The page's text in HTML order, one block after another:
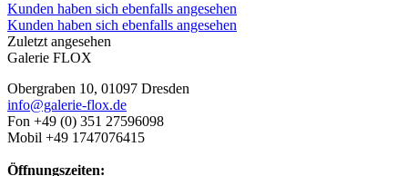
Kunden haben sich ebenfalls angesehen
Kunden haben sich ebenfalls angesehen
Zuletzt angesehen
Galerie FLOX
Obergraben 10, 01097 Dresden
info@galerie-flox.de
Fon +49 (0) 351 27596098
Mobil +49 1747076415
Öffnungszeiten: